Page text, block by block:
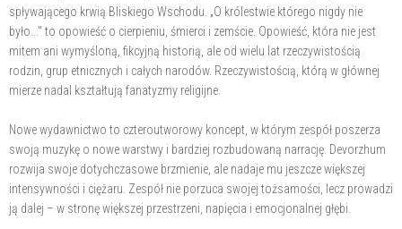
spływającego krwią Bliskiego Wschodu. „O królestwie którego nigdy nie
było..." to opowieść o cierpieniu, śmierci i zemście. Opowieść, która nie jest
mitem ani wymyśloną, fikcyjną historią, ale od wielu lat rzeczywistością
rodzin, grup etnicznych i całych narodów. Rzeczywistością, którą w głównej
mierze nadal kształtują fanatyzmy religijne.
Nowe wydawnictwo to czteroutworowy koncept, w którym zespół poszerza
swoją muzykę o nowe warstwy i bardziej rozbudowaną narrację. Devorzhum
rozwija swoje dotychczasowe brzmienie, ale nadaje mu jeszcze większej
intensywności i ciężaru. Zespół nie porzuca swojej tożsamości, lecz prowadzi
ją dalej – w stronę większej przestrzeni, napięcia i emocjonalnej głębi.